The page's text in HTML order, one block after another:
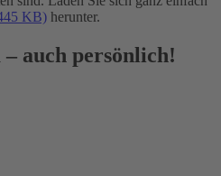
KB) herunter.
auch persönlich!